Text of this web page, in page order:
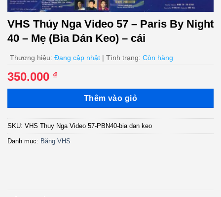
VHS Thúy Nga Video 57 – Paris By Night
40 – Mẹ (Bìa Dán Keo) – cái
Thương hiệu: Đang cập nhật | Tình trạng: Còn hàng
350.000 ₫
Thêm vào giỏ
SKU: VHS Thuy Nga Video 57-PBN40-bia dan keo
Danh mục: Băng VHS